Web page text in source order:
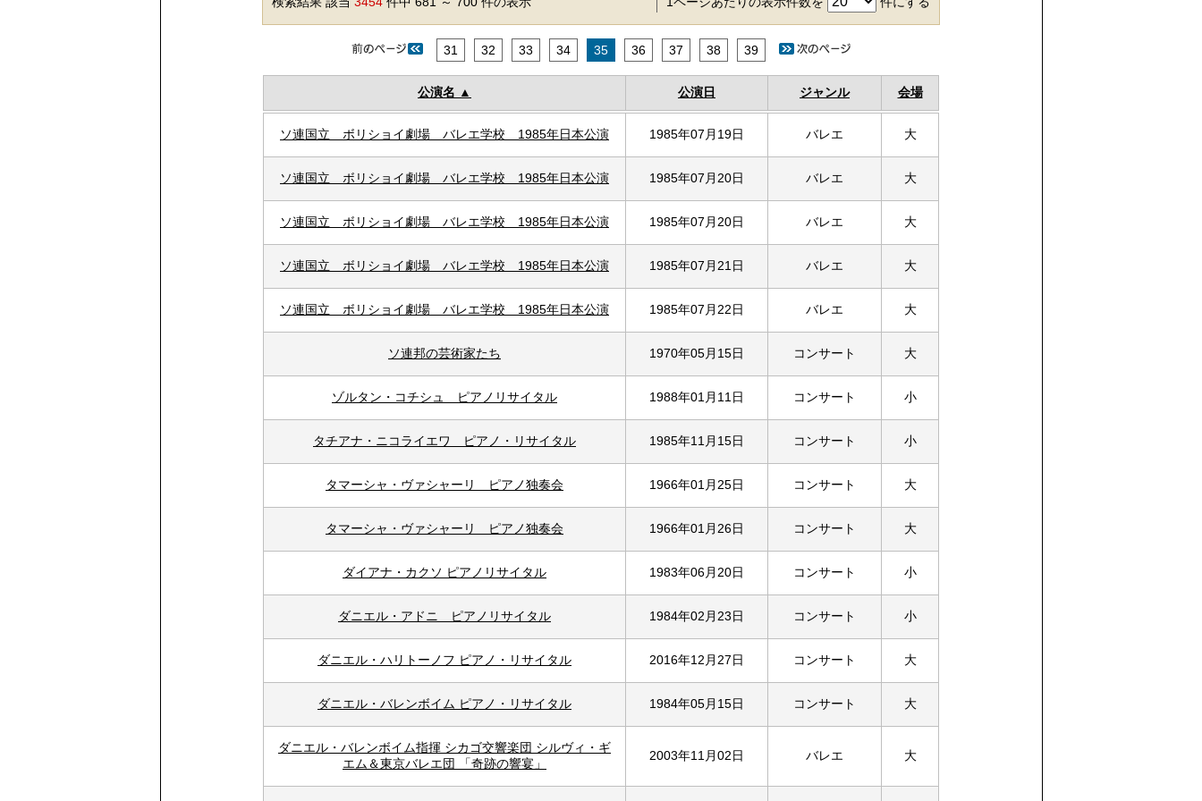
31 32 33 34 35 36 37 38 39
公演名 公演日 ジャンル 会場
ソ連国立 ボリショイ劇場 バレエ学校 1985年日本公演 1985年07月19日 バレエ 大
ソ連国立 ボリショイ劇場 バレエ学校 1985年日本公演 1985年07月20日 バレエ 大
ソ連国立 ボリショイ劇場 バレエ学校 1985年日本公演 1985年07月20日 バレエ 大
ソ連国立 ボリショイ劇場 バレエ学校 1985年日本公演 1985年07月21日 バレエ 大
ソ連国立 ボリショイ劇場 バレエ学校 1985年日本公演 1985年07月22日 バレエ 大
ソ連邦の芸術家たち 1970年05月15日 コンサート 大
ゾルタン・コチシュ ピアノリサイタル 1988年01月11日 コンサート 小
タチアナ・ニコライエワ ピアノ・リサイタル 1985年11月15日 コンサート 小
タマーシャ・ヴァシャーリ ピアノ独奏会 1966年01月25日 コンサート 大
タマーシャ・ヴァシャーリ ピアノ独奏会 1966年01月26日 コンサート 大
ダイアナ・カクソ ピアノリサイタル 1983年06月20日 コンサート 小
ダニエル・アドニ ピアノリサイタル 1984年02月23日 コンサート 小
ダニエル・ハリトーノフ ピアノ・リサイタル 2016年12月27日 コンサート 大
ダニエル・バレンボイム ピアノ・リサイタル 1984年05月15日 コンサート 大
ダニエル・バレンボイム指揮 シカゴ交響楽団 シルヴィ・ギ
エム＆東京バレエ団 「奇跡の響宴」
2003年11月02日 バレエ 大